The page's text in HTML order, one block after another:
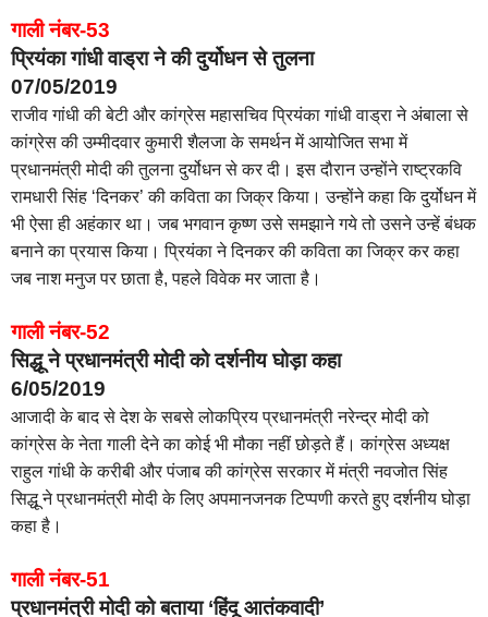
गाली नंबर-53
प्रियंका गांधी वाड्रा ने की दुर्योधन से तुलना
07/05/2019
राजीव गांधी की बेटी और कांग्रेस महासचिव प्रियंका गांधी वाड्रा ने अंबाला से
कांग्रेस की उम्मीदवार कुमारी शैलजा के समर्थन में आयोजित सभा में
प्रधानमंत्री मोदी की तुलना दुर्योधन से कर दी। इस दौरान उन्होंने राष्ट्रकवि
रामधारी सिंह ‘दिनकर’ की कविता का जिक्र किया। उन्होंने कहा कि दुर्योधन में
भी ऐसा ही अहंकार था। जब भगवान कृष्ण उसे समझाने गये तो उसने उन्हें बंधक
बनाने का प्रयास किया। प्रियंका ने दिनकर की कविता का जिक्र कर कहा
जब नाश मनुज पर छाता है, पहले विवेक मर जाता है।
गाली नंबर-52
सिद्धू ने प्रधानमंत्री मोदी को दर्शनीय घोड़ा कहा
6/05/2019
आजादी के बाद से देश के सबसे लोकप्रिय प्रधानमंत्री नरेन्द्र मोदी को
कांग्रेस के नेता गाली देने का कोई भी मौका नहीं छोड़ते हैं। कांग्रेस अध्यक्ष
राहुल गांधी के करीबी और पंजाब की कांग्रेस सरकार में मंत्री नवजोत सिंह
सिद्धू ने प्रधानमंत्री मोदी के लिए अपमानजनक टिप्पणी करते हुए दर्शनीय घोड़ा
कहा है।
गाली नंबर-51
प्रधानमंत्री मोदी को बताया ‘हिंदू आतंकवादी’